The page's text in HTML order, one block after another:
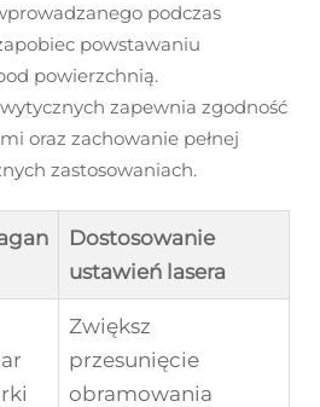
podczas
powstawaniu
powierzchnią.
zapewnia zgodność
oraz zachowanie pełnej
zastosowaniach.
Dostosowanie
ustawień lasera
Zwiększ
przesunięcie
obramowania